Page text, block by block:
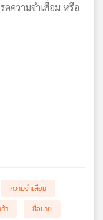
ความจำเสื่อม หรือ
ความจำเสื่อม
า
ซื้อขาย